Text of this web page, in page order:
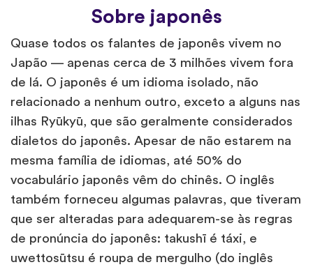
Sobre japonês
Quase todos os falantes de japonês vivem no
Japão — apenas cerca de 3 milhões vivem fora
de lá. O japonês é um idioma isolado, não
relacionado a nenhum outro, exceto a alguns nas
ilhas Ryūkyū, que são geralmente considerados
dialetos do japonês. Apesar de não estarem na
mesma família de idiomas, até 50% do
vocabulário japonês vêm do chinês. O inglês
também forneceu algumas palavras, que tiveram
que ser alteradas para adequarem-se às regras
de pronúncia do japonês: takushī é táxi, e
uwettosūtsu é roupa de mergulho (do inglês